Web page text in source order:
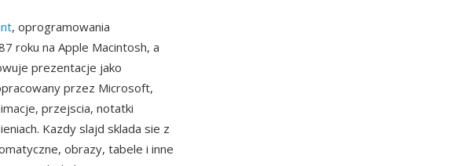
, oprogramowania
roku na Apple Macintosh, a
prezentacje jako
przez Microsoft,
przejscia, notatki
Kazdy slajd sklada sie z
obrazy, tabele i inne